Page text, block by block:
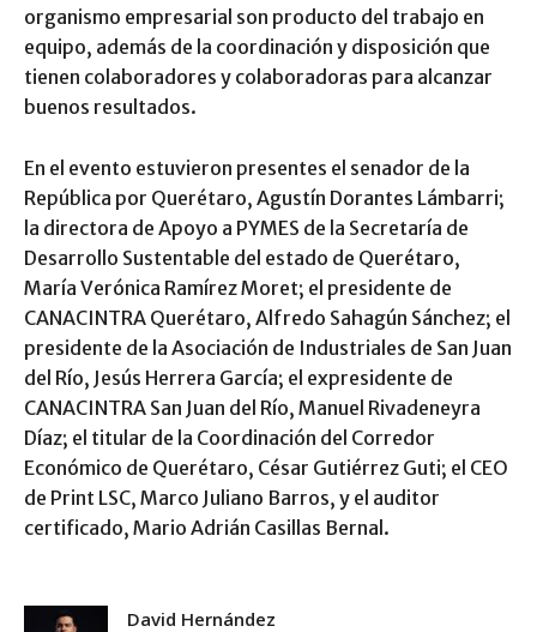
organismo empresarial son producto del trabajo en
equipo, además de la coordinación y disposición que
tienen colaboradores y colaboradoras para alcanzar
buenos resultados.
En el evento estuvieron presentes el senador de la
República por Querétaro, Agustín Dorantes Lámbarri;
la directora de Apoyo a PYMES de la Secretaría de
Desarrollo Sustentable del estado de Querétaro,
María Verónica Ramírez Moret; el presidente de
CANACINTRA Querétaro, Alfredo Sahagún Sánchez; el
presidente de la Asociación de Industriales de San Juan
del Río, Jesús Herrera García; el expresidente de
CANACINTRA San Juan del Río, Manuel Rivadeneyra
Díaz; el titular de la Coordinación del Corredor
Económico de Querétaro, César Gutiérrez Guti; el CEO
de Print LSC, Marco Juliano Barros, y el auditor
certificado, Mario Adrián Casillas Bernal.
David Hernández